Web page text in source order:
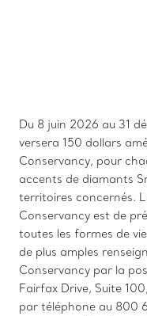
Du 8 juin 2026 au 31
versera 150 dollars
Conservancy, pour
accents de diamants
territoires concernés.
Conservancy est de
toutes les formes de
de plus amples
Conservancy par la
Fairfax Drive, Suite
par téléphone au 800